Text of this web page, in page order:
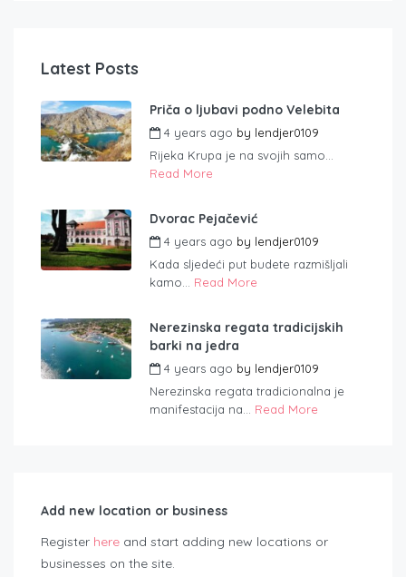
Latest Posts
Priča o ljubavi podno Velebita
4 years ago by lendjer0109
Rijeka Krupa je na svojih samo...
Read More
Dvorac Pejačević
4 years ago by lendjer0109
Kada sljedeći put budete razmišljali
kamo... Read More
Nerezinska regata tradicijskih
barki na jedra
4 years ago by lendjer0109
Nerezinska regata tradicionalna je
manifestacija na... Read More
Add new location or business
Register here and start adding new locations or
businesses on the site.